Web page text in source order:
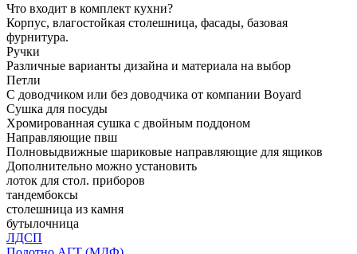
Что входит в комплект кухни?
Корпус, влагостойкая столешница, фасады, базовая
фурнитура.
Ручки
Различные варианты дизайна и материала на выбор
Петли
С доводчиком или без доводчика от компании Boyard
Сушка для посуды
Хромированная сушка с двойным поддоном
Направляющие пвш
Полновыдвижные шариковые направляющие для ящиков
Дополнительно можно установить
лоток для стол. приборов
тандембоксы
столешница из камня
бутылочница
ЛДСП